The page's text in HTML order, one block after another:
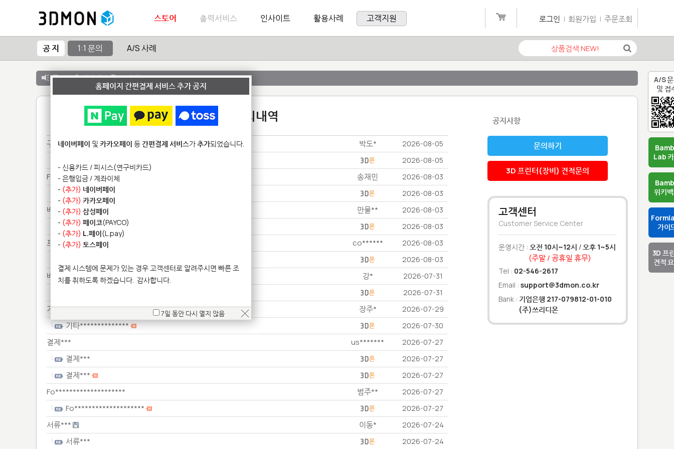
A/S
및 접
Lab
위키
가이
3D 프
견적
스토어 출력서비스 인사이트 활용사례 고객지원 로그인 | 회원가입 | 주문조회
공 지 1:1 문의 A/S 사례
공 지 :출력서비스 종료 안내
1:1 문의내역
구매*** 박도* 2026-08-05
2026-08-05
Fo******************** 송재민 2026-08-03
Fo******************** 2026-08-03
배송*** 만물** 2026-08-03
배송*** 2026-08-03
프린**************** co****** 2026-08-03
2026-08-03
배송*** 강* 2026-07-31
2026-07-31
기타************** 장주* 2026-07-29
기타************** 2026-07-30
결제*** us******* 2026-07-27
결제*** 2026-07-27
결제*** 2026-07-27
Fo******************** 범주** 2026-07-27
Fo******************** 2026-07-27
서류*** 이동* 2026-07-24
서류*** 2026-07-24
공지사항
문의하기
3D 프린터(장비) 견적문의
고객센터
Customer Service Center
운영시간 : 오전 10시~12시 /오후 1~5시
(주말 / 공휴일 휴무)
Tel : 02-546-2617
Email : support@3dmon.co.kr
Bank : 기업은행 217-079812-01-010
(주)쓰리디몬
홈페이지 간편결제 서비스 추가 공지
네이버페이 및 카카오페이 등간편결제 서비스가추가되었습니다.
- 신용카드 / 피시스(연구비카드)
- 은행입금 / 계좌이체
- (추가) 네이버페이
- (추가) 카카오페이
- (추가) 삼성페이
- (추가) 페이코(PAYCO)
- (추가) L.페이(L.pay)
- (추가) 토스페이
결제 시스템에 문제가 있는 경우 고객센터로 알려주시면 빠른 조
치를 취하도록 하겠습니다. 감사합니다.
7일 동안 다시 열지 않음